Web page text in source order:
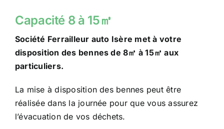
Capacité 8 à 15㎥
Société Ferrailleur auto Isère met à votre
disposition des bennes de 8㎥ à 15㎥ aux
particuliers.
La mise à disposition des bennes peut être
réalisée dans la journée pour que vous assurez
l’évacuation de vos déchets.